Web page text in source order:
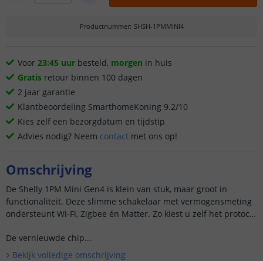
Productnummer: SHSH-1PMMINI4
Voor 23:45 uur besteld, morgen in huis
Gratis retour binnen 100 dagen
2 jaar garantie
Klantbeoordeling SmarthomeKoning 9.2/10
Kies zelf een bezorgdatum en tijdstip
Advies nodig? Neem contact met ons op!
Omschrijving
De Shelly 1PM Mini Gen4 is klein van stuk, maar groot in
functionaliteit. Deze slimme schakelaar met vermogensmeting
ondersteunt Wi-Fi, Zigbee én Matter. Zo kiest u zelf het protocol
De vernieuwde chip...
Bekijk volledige omschrijving